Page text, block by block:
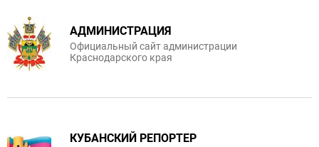
АДМИНИСТРАЦИЯ
Официальный сайт администрации
Краснодарского края
КУБАНСКИЙ РЕПОРТЕР